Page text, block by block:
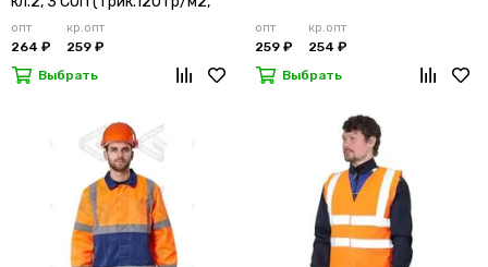
карманы) лимонный
опт
264 ₽
кр.опт
259 ₽
Выбрать
опт
259 ₽
кр.опт
254 ₽
Выбрать